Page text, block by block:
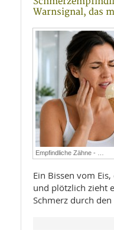
Warnsignal, das
Empfindliche Zähne - …
Ein Bissen vom
und plötzlich zieht
Schmerz durch